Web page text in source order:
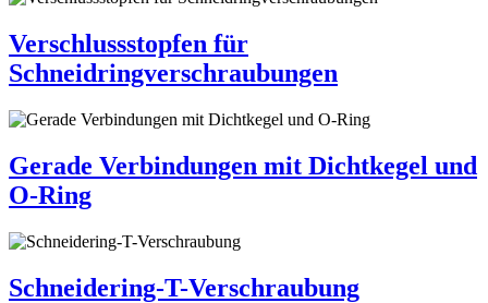
Verschlussstopfen für
Schneidringverschraubungen
Gerade Verbindungen mit Dichtkegel und
O-Ring
Schneidering-T-Verschraubung